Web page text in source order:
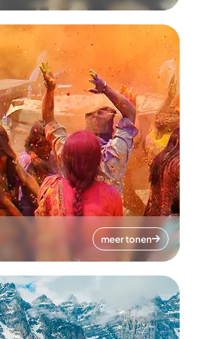
meer tonen